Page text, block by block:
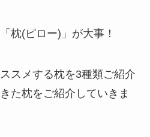
枕(ピロー)」が大事！
スメする枕を3種類ご紹介
た枕をご紹介していきま